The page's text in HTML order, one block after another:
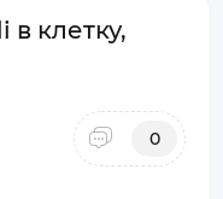
клетку,
0